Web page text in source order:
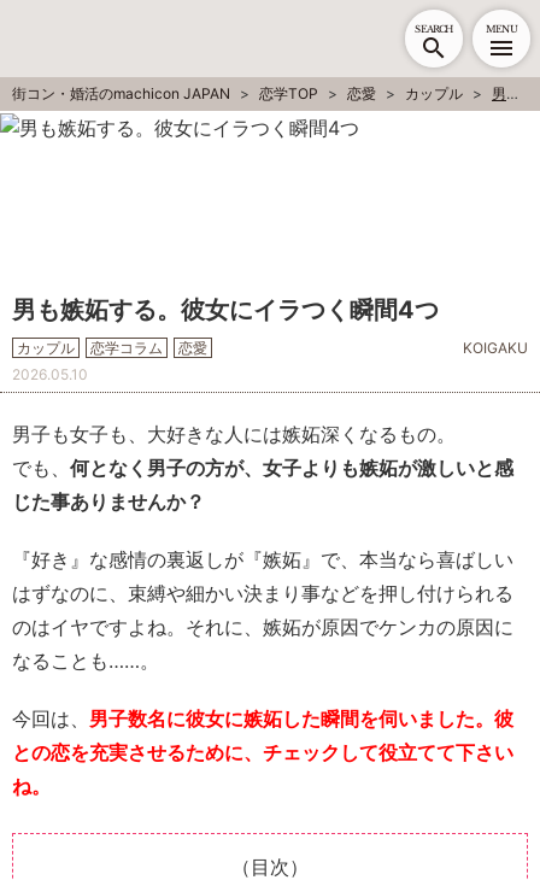
SEARCH MENU
街コン・婚活のmachicon JAPAN 恋学TOP 恋愛 カップル 男も嫉妬する。彼女にイラつく瞬間4つ
男も嫉妬する。彼女にイラつく瞬間4つ
カップル 恋学コラム 恋愛
KOIGAKU
2026.05.10
男子も女子も、大好きな人には嫉妬深くなるもの。
でも、 何となく男子の方が、女子よりも嫉妬が激しいと感
じた事ありませんか？
『好き』な感情の裏返しが『嫉妬』で、本当なら喜ばしい
はずなのに、束縛や細かい決まり事などを押し付けられる
のはイヤですよね。それに、嫉妬が原因でケンカの原因に
なることも……。
今回は、 男子数名に彼女に嫉妬した瞬間を伺いました。彼
との恋を充実させるために、チェックして役立てて下さい
ね。
（目次）